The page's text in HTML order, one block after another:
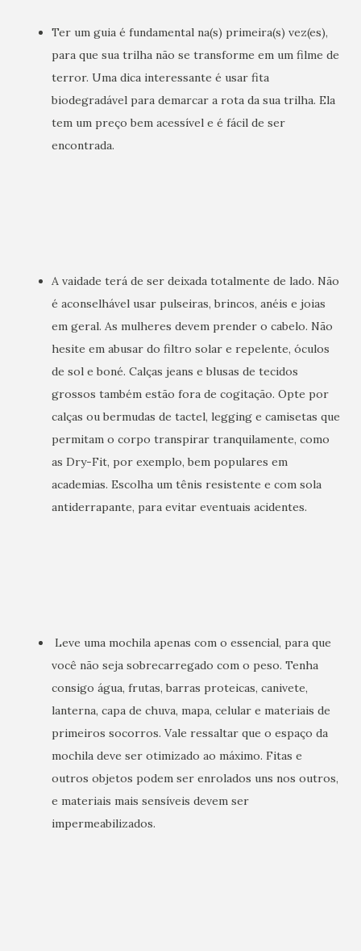
Ter um guia é fundamental na(s) primeira(s) vez(es),
para que sua trilha não se transforme em um filme de
terror. Uma dica interessante é usar fita
biodegradável para demarcar a rota da sua trilha. Ela
tem um preço bem acessível e é fácil de ser
encontrada.
A vaidade terá de ser deixada totalmente de lado. Não
é aconselhável usar pulseiras, brincos, anéis e joias
em geral. As mulheres devem prender o cabelo. Não
hesite em abusar do filtro solar e repelente, óculos
de sol e boné. Calças jeans e blusas de tecidos
grossos também estão fora de cogitação. Opte por
calças ou bermudas de tactel, legging e camisetas que
permitam o corpo transpirar tranquilamente, como
as Dry-Fit, por exemplo, bem populares em
academias. Escolha um tênis resistente e com sola
antiderrapante, para evitar eventuais acidentes.
Leve uma mochila apenas com o essencial, para que
você não seja sobrecarregado com o peso. Tenha
consigo água, frutas, barras proteicas, canivete,
lanterna, capa de chuva, mapa, celular e materiais de
primeiros socorros. Vale ressaltar que o espaço da
mochila deve ser otimizado ao máximo. Fitas e
outros objetos podem ser enrolados uns nos outros,
e materiais mais sensíveis devem ser
impermeabilizados.